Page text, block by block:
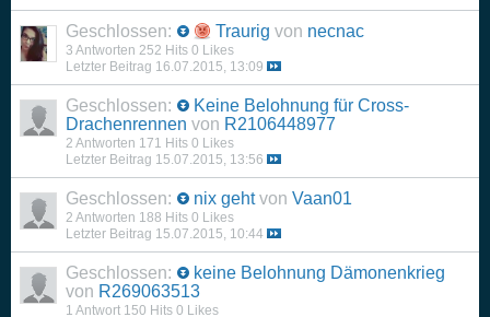
Geschlossen: Traurig von necnac
3 Antworten 252 Hits 0 Likes
Letzter Beitrag 16.07.2015, 13:09
Geschlossen:
Keine Belohnung für Cross-
Drachenrennen von R2106448977
2 Antworten 171 Hits 0 Likes
Letzter Beitrag 15.07.2015, 13:56
Geschlossen: nix geht von Vaan01
2 Antworten 188 Hits 0 Likes
Letzter Beitrag 15.07.2015, 10:44
Geschlossen:
keine Belohnung Dämonenkrieg
von R269063513
1 Antwort 150 Hits 0 Likes